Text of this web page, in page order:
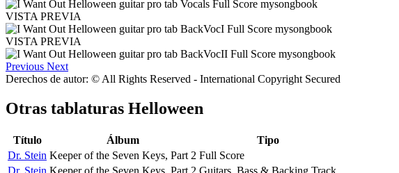
VISTA PREVIA
VISTA PREVIA
Previous Next
Derechos de autor: © All Rights Reserved - International Copyright Secured
Otras tablaturas Helloween
Título Álbum
Tipo
Dr. Stein Keeper of the Seven Keys, Part 2 Full Score
Dr. Stein Keeper of the Seven Keys, Part 2 Guitars, Bass & Backing Track